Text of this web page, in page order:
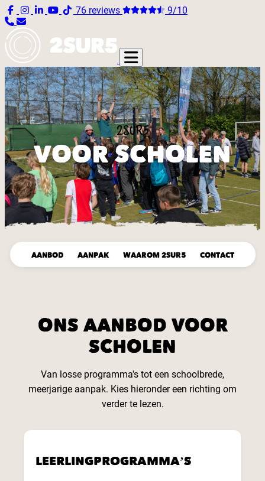
76 reviews 9/10
2SUR5
VOOR SCHOLEN
AANBOD AANPAK WAAROM 2SUR5 CONTACT
ONS AANBOD VOOR
SCHOLEN
Van losse programma's tot een schoolbrede,
meerjarige aanpak. Kies hieronder een richting om
verder te lezen.
LEERLINGPROGRAMMA’S